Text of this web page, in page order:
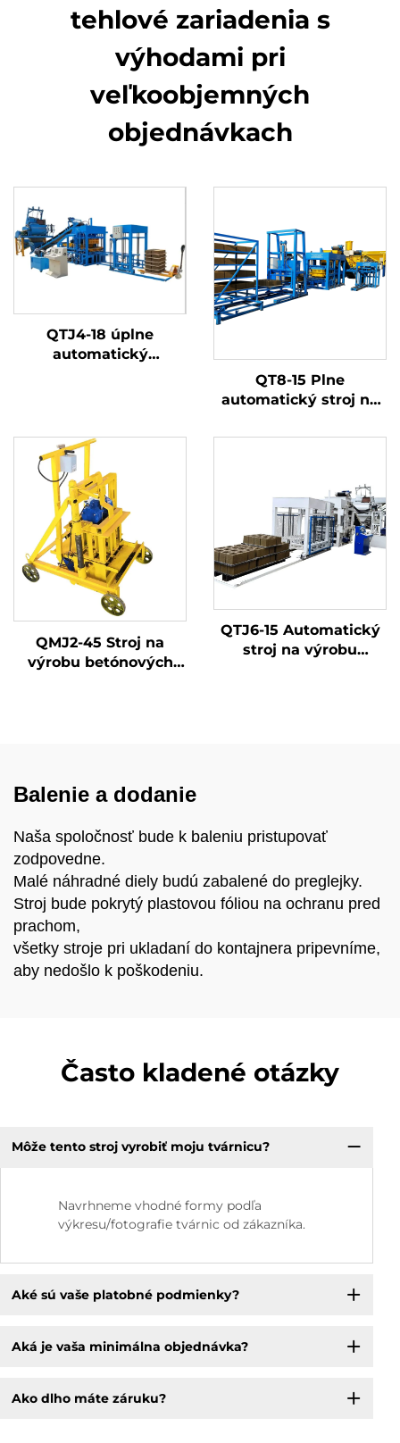
tehlové zariadenia s
výhodami pri
veľkoobjemných
objednávkach
QTJ4-18 úplne
automatický
QT8-15 Plne
automatický stroj na
tvárnic, stroj na
a dutých tvárnic s
cenou priamo z výroby
QMJ2-45 Stroj na
výrobu betónových
QTJ6-15 Automatický
stroj na výrobu
Balenie a dodanie
Naša spoločnosť bude k baleniu pristupovať
zodpovedne.
Malé náhradné diely budú zabalené do preglejky.
Stroj bude pokrytý plastovou fóliou na ochranu pred
prachom,
všetky stroje pri ukladaní do kontajnera pripevníme,
aby nedošlo k poškodeniu.
Často kladené otázky
Môže tento stroj vyrobiť moju tvárnicu?
Navrhneme vhodné formy podľa
výkresu/fotografie tvárnic od zákazníka.
Aké sú vaše platobné podmienky?
Aká je vaša minimálna objednávka?
Ako dlho máte záruku?